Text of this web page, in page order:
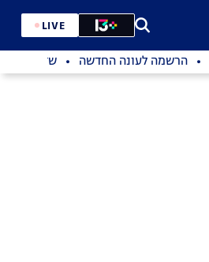
LIVE
הרשמה לעונה החדשה שדרוג